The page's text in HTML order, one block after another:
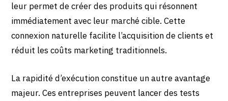
leur permet de créer des produits qui résonnent
immédiatement avec leur marché cible. Cette
connexion naturelle facilite l’acquisition de clients et
réduit les coûts marketing traditionnels.
La rapidité d’exécution constitue un autre avantage
majeur. Ces entreprises peuvent lancer des tests